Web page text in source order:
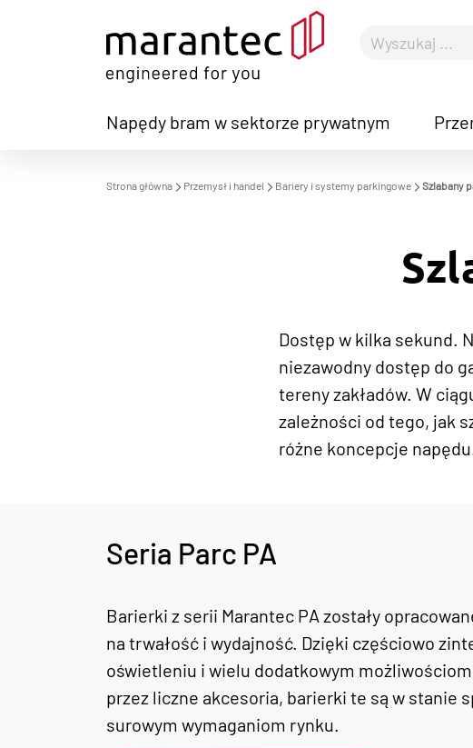
Napędy bram w sektorze prywatnym
Strona główna Przemysł i handel Bariery i systemy parkingowe Szlabany
Dostęp w kilka sekund.
niezawodny dostęp do
tereny zakładów. W
zależności od tego, jak
różne koncepcje
Seria Parc PA
Barierki z serii Marantec PA zostały
na trwałość i wydajność. Dzięki częściowo
oświetleniu i wielu dodatkowym
przez liczne akcesoria, barierki te są w stanie
surowym wymaganiom rynku.